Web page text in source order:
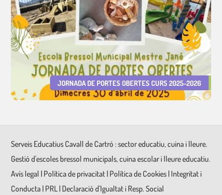
JORNADA DE PORTES OBERTES CURS 2025-2026
Serveis Educatius Cavall de Cartró : sector educatiu, cuina i lleure.
Gestió d'escoles bressol municipals, cuina escolar i lleure educatiu.
Avís legal | Política de privacitat | Política de Cookies | Integritat i
Conducta | PRL | Declaració d'Igualtat i Resp. Social